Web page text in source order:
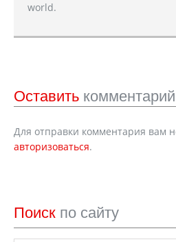
world.
Оставить комментарий
Для отправки комментария вам
авторизоваться.
Поиск по сайту